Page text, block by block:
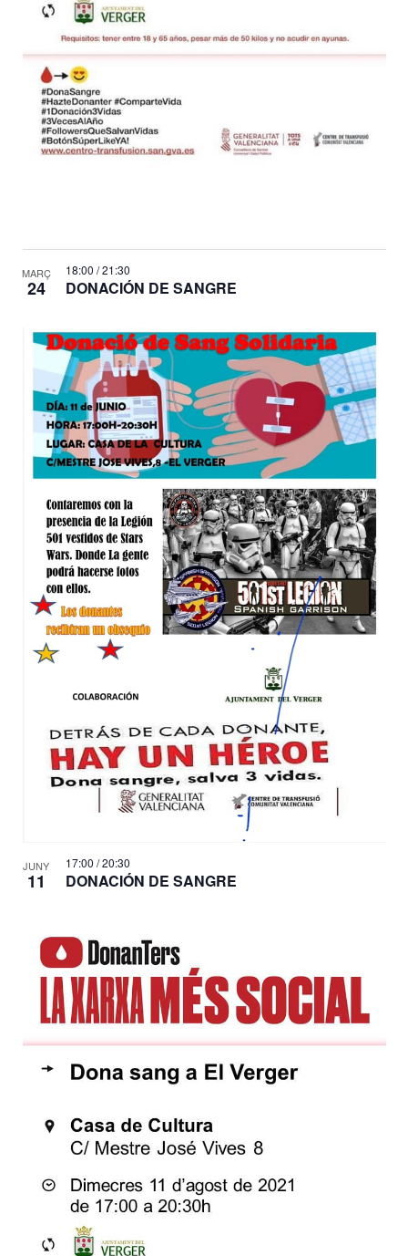
MARÇ
24 DONACIÓN DE SANGRE
18:00 / 21:30
JUNY
11 DONACIÓN DE SANGRE
17:00 / 20:30